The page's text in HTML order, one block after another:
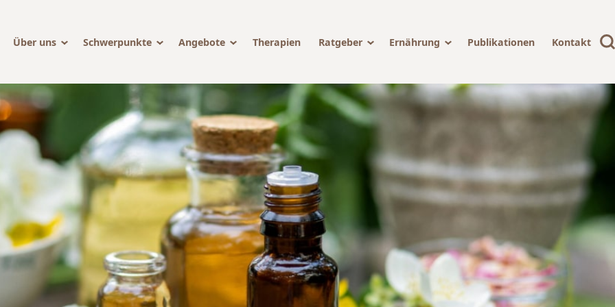
Über uns Schwerpunkte Angebote Therapien Ratgeber Ernährung Publikationen Kontakt